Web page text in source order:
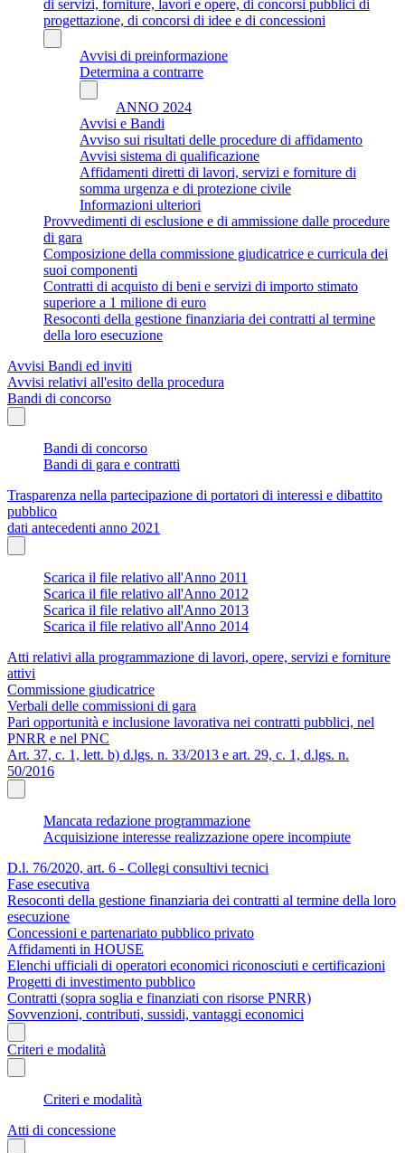
di servizi, forniture, lavori e opere, di concorsi pubblici di
progettazione, di concorsi di idee e di concessioni
Avvisi di preinformazione
Determina a contrarre
ANNO 2024
Avvisi e Bandi
Avviso sui risultati delle procedure di affidamento
Avvisi sistema di qualificazione
Affidamenti diretti di lavori, servizi e forniture di
somma urgenza e di protezione civile
Informazioni ulteriori
Provvedimenti di esclusione e di ammissione dalle procedure
di gara
Composizione della commissione giudicatrice e curricula dei
suoi componenti
Contratti di acquisto di beni e servizi di importo stimato
superiore a 1 milione di euro
Resoconti della gestione finanziaria dei contratti al termine
della loro esecuzione
Avvisi Bandi ed inviti
Avvisi relativi all'esito della procedura
Bandi di concorso
Bandi di concorso
Bandi di gara e contratti
Trasparenza nella partecipazione di portatori di interessi e dibattito
pubblico
dati antecedenti anno 2021
Scarica il file relativo all'Anno 2011
Scarica il file relativo all'Anno 2012
Scarica il file relativo all'Anno 2013
Scarica il file relativo all'Anno 2014
Atti relativi alla programmazione di lavori, opere, servizi e forniture
attivi
Commissione giudicatrice
Verbali delle commissioni di gara
Pari opportunità e inclusione lavorativa nei contratti pubblici, nel
PNRR e nel PNC
Art. 37, c. 1, lett. b) d.lgs. n. 33/2013 e art. 29, c. 1, d.lgs. n.
50/2016
Mancata redazione programmazione
Acquisizione interesse realizzazione opere incompiute
D.l. 76/2020, art. 6 - Collegi consultivi tecnici
Fase esecutiva
Resoconti della gestione finanziaria dei contratti al termine della loro
esecuzione
Concessioni e partenariato pubblico privato
Affidamenti in HOUSE
Elenchi ufficiali di operatori economici riconosciuti e certificazioni
Progetti di investimento pubblico
Contratti (sopra soglia e finanziati con risorse PNRR)
Sovvenzioni, contributi, sussidi, vantaggi economici
Criteri e modalità
Criteri e modalità
Atti di concessione